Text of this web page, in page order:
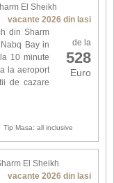
El Sheikh
vacante 2026 din Iasi
de la
528
Euro
din Sharm
Bay in
10 minute
la aeroport
de cazare
Tip Masa: all inclusive
El Sheikh
vacante 2026 din Iasi